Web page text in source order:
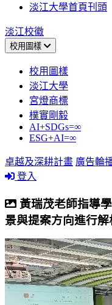
淡江大學首頁刊頭
淡江校徽
校用圖樣
校用圖樣
淡江大學
宮燈商標
樸實剛毅
AI+SDGs=∞
ESG+AI=∞
卓越及深耕計畫 廣告輪
登入
黃瑞茂老師指導
景與提案方向進行解